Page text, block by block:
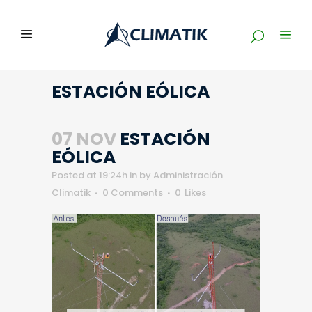
ESTACIÓN EÓLICA
07 NOV ESTACIÓN
EÓLICA
Posted at 19:24h in by Administración
Climatik
0 Comments 0 Likes